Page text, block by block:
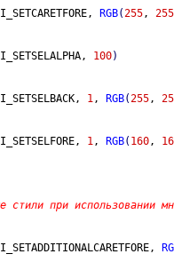
RGB(255, 255
100)
1, RGB(255,
1, RGB( 160,
стили при использовании